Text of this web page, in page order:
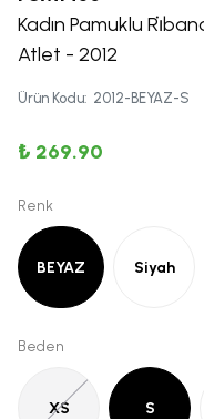
Kadın Pamuklu
Atlet - 2012
Ürün Kodu: 2012-BEYAZ-S
₺ 269.90
Renk
BEYAZ Siyah
Beden
XS S